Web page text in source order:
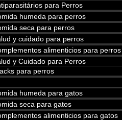
para Perros
humeda para perros
seca para perros
y cuidado para perros
alimenticios para perros
y Cuidado para Perros
para perros
humeda para gatos
seca para gatos
alimenticios para gatos